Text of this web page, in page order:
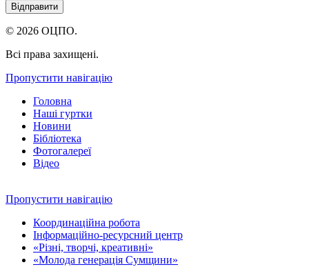
© 2026 ОЦПО.
Всі права захищені.
Пропустити навігацію
Головна
Наші гуртки
Новини
Бібліотека
Фотогалереї
Відео
Пропустити навігацію
Координаційна робота
Інформаційно-ресурсний центр
«Різні, творчі, креативні»
«Молода генерація Сумщини»